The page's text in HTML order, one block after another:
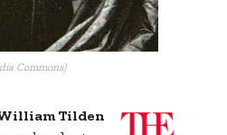
Commons)
Tilden